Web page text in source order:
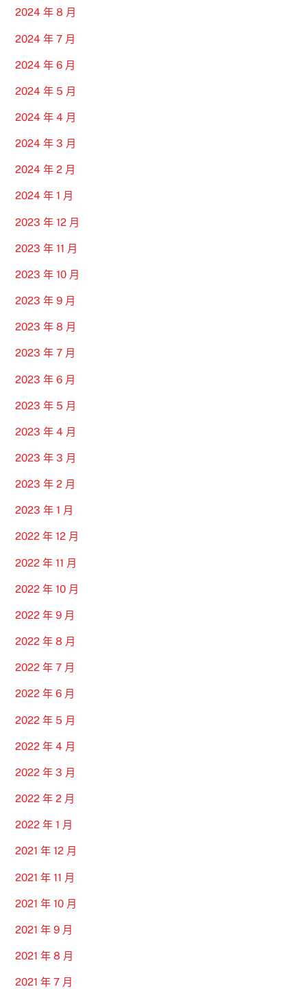
2024 年 8 月
2024 年 7 月
2024 年 6 月
2024 年 5 月
2024 年 4 月
2024 年 3 月
2024 年 2 月
2024 年 1 月
2023 年 12 月
2023 年 11 月
2023 年 10 月
2023 年 9 月
2023 年 8 月
2023 年 7 月
2023 年 6 月
2023 年 5 月
2023 年 4 月
2023 年 3 月
2023 年 2 月
2023 年 1 月
2022 年 12 月
2022 年 11 月
2022 年 10 月
2022 年 9 月
2022 年 8 月
2022 年 7 月
2022 年 6 月
2022 年 5 月
2022 年 4 月
2022 年 3 月
2022 年 2 月
2022 年 1 月
2021 年 12 月
2021 年 11 月
2021 年 10 月
2021 年 9 月
2021 年 8 月
2021 年 7 月